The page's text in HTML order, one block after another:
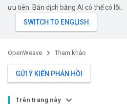
ưu tiên. Bản dịch bằng AI có thể có lỗi.
OpenWeave Tham khảo
GỬI Ý KIẾN PHẢN HỒI
Trên trang này